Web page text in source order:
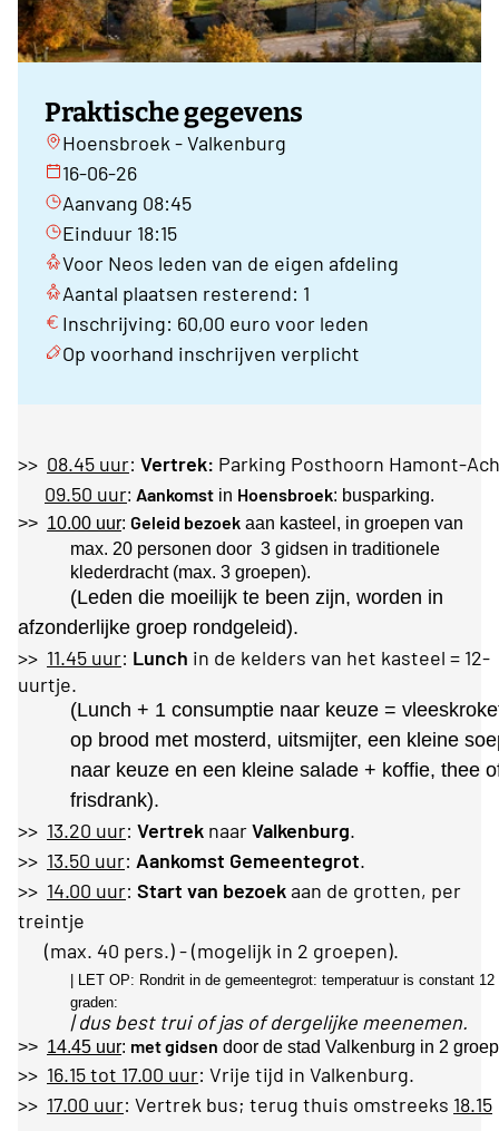
Praktische gegevens
Hoensbroek - Valkenburg
16-06-26
Aanvang 08:45
Einduur 18:15
Voor Neos leden van de eigen afdeling
Aantal plaatsen resterend: 1
Inschrijving: 60,00 euro voor leden
Op voorhand inschrijven verplicht
>> 08.45 uur: Vertrek: Parking Posthoorn Hamont-
09.50 uur: Aankomst in Hoensbroek: busparking.
>> 10.00 uur: Geleid bezoek aan kasteel, in groepen van
max. 20 personen door 3 gidsen in traditionele
klederdracht (max. 3 groepen).
(Leden die moeilijk te been zijn, worden in
afzonderlijke groep rondgeleid).
>> 11.45 uur: Lunch in de kelders van het kasteel = 12-
uurtje.
(Lunch + 1 consumptie naar keuze =
op brood met mosterd, uitsmijter, een kleine
naar keuze en een kleine salade + koffie, thee
frisdrank).
>> 13.20 uur: Vertrek naarValkenburg.
>> 13.50 uur: Aankomst Gemeentegrot.
>> 14.00 uur: Start van bezoekaan de grotten, per
treintje
(max. 40 pers.) - (mogelijk in 2 groepen).
| LET OP: Rondrit in de gemeentegrot: temperatuur is constant 12
graden:
| dus best trui of jas of dergelijke meenemen.
>> 14.45 uur: met gidsen door de stad Valkenburg in 2
>> 16.15 tot 17.00 uur: Vrije tijd in Valkenburg.
>> 17.00 uur: Vertrek bus; terug thuis omstreeks 18.15